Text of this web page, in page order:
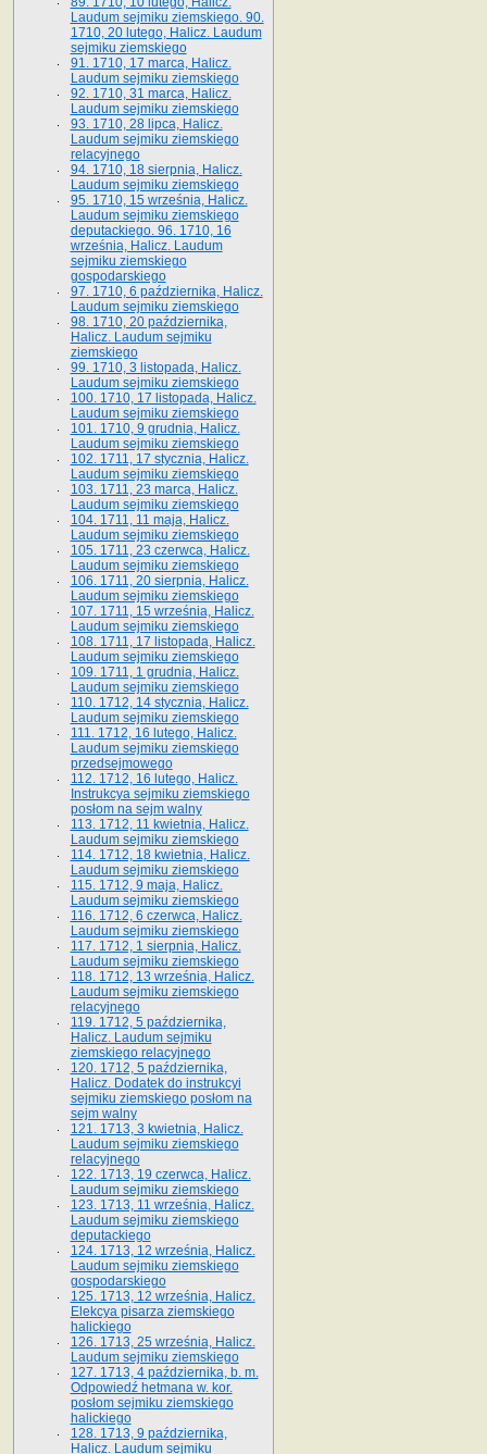
Laudum sejmiku ziemskiego. 90.
1710, 20 lutego, Halicz. Laudum
sejmiku ziemskiego
91. 1710, 17 marca, Halicz.
Laudum sejmiku ziemskiego
92. 1710, 31 marca, Halicz.
Laudum sejmiku ziemskiego
93. 1710, 28 lipca, Halicz.
Laudum sejmiku ziemskiego
relacyjnego
94. 1710, 18 sierpnia, Halicz.
Laudum sejmiku ziemskiego
95. 1710, 15 września, Halicz.
Laudum sejmiku ziemskiego
deputackiego. 96. 1710, 16
września, Halicz. Laudum
sejmiku ziemskiego
gospodarskiego
97. 1710, 6 października, Halicz.
Laudum sejmiku ziemskiego
98. 1710, 20 października,
Halicz. Laudum sejmiku
ziemskiego
99. 1710, 3 listopada, Halicz.
Laudum sejmiku ziemskiego
100. 1710, 17 listopada, Halicz.
Laudum sejmiku ziemskiego
101. 1710, 9 grudnia, Halicz.
Laudum sejmiku ziemskiego
102. 1711, 17 stycznia, Halicz.
Laudum sejmiku ziemskiego
103. 1711, 23 marca, Halicz.
Laudum sejmiku ziemskiego
104. 1711, 11 maja, Halicz.
Laudum sejmiku ziemskiego
105. 1711, 23 czerwca, Halicz.
Laudum sejmiku ziemskiego
106. 1711, 20 sierpnia, Halicz.
Laudum sejmiku ziemskiego
107. 1711, 15 września, Halicz.
Laudum sejmiku ziemskiego
108. 1711, 17 listopada, Halicz.
Laudum sejmiku ziemskiego
109. 1711, 1 grudnia, Halicz.
Laudum sejmiku ziemskiego
110. 1712, 14 stycznia, Halicz.
Laudum sejmiku ziemskiego
111. 1712, 16 lutego, Halicz.
Laudum sejmiku ziemskiego
przedsejmowego
112. 1712, 16 lutego, Halicz.
Instrukcya sejmiku ziemskiego
posłom na sejm walny
113. 1712, 11 kwietnia, Halicz.
Laudum sejmiku ziemskiego
114. 1712, 18 kwietnia, Halicz.
Laudum sejmiku ziemskiego
115. 1712, 9 maja, Halicz.
Laudum sejmiku ziemskiego
116. 1712, 6 czerwca, Halicz.
Laudum sejmiku ziemskiego
117. 1712, 1 sierpnia, Halicz.
Laudum sejmiku ziemskiego
118. 1712, 13 września, Halicz.
Laudum sejmiku ziemskiego
relacyjnego
119. 1712, 5 października,
Halicz. Laudum sejmiku
ziemskiego relacyjnego
120. 1712, 5 października,
Halicz. Dodatek do instrukcyi
sejmiku ziemskiego posłom na
sejm walny
121. 1713, 3 kwietnia, Halicz.
Laudum sejmiku ziemskiego
relacyjnego
122. 1713, 19 czerwca, Halicz.
Laudum sejmiku ziemskiego
123. 1713, 11 września, Halicz.
Laudum sejmiku ziemskiego
deputackiego
124. 1713, 12 września, Halicz.
Laudum sejmiku ziemskiego
gospodarskiego
125. 1713, 12 września, Halicz.
Elekcya pisarza ziemskiego
halickiego
126. 1713, 25 września, Halicz.
Laudum sejmiku ziemskiego
127. 1713, 4 października, b. m.
Odpowiedź hetmana w. kor.
posłom sejmiku ziemskiego
halickiego
128. 1713, 9 października,
Halicz. Laudum sejmiku